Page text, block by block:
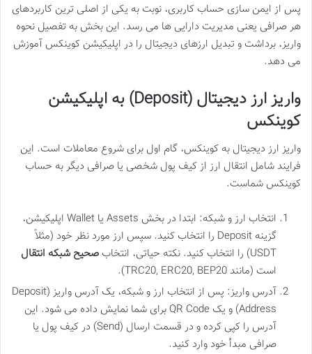
پس از ایمن سازی حساب کاربری، نوبت به یکی از اصلی ترین کاربردهای
هر صرافی یعنی مدیریت دارایی ها می رسد. این بخش به تفصیل نحوه
واریز، برداشت و تبدیل ارزهای دیجیتال را در اپلیکیشن کوینکس آموزش
می دهد.
واریز ارز دیجیتال (Deposit) به اپلیکیشن
کوینکس
واریز ارز دیجیتال به کوینکس، گام اول برای شروع معاملات است. این
فرایند شامل انتقال ارز از کیف پول شخصی یا صرافی دیگر به حساب
کوینکس شماست.
انتخاب ارز و شبکه: ابتدا در بخش Assets یا Wallet اپلیکیشن،
گزینه Deposit را انتخاب کنید. سپس ارز مورد نظر خود (مثلاً
USDT) را انتخاب کنید. نکته حیاتی، انتخاب
صحیح شبکه انتقال
است (مانند TRC20, ERC20, BEP20).
آدرس واریز: پس از انتخاب ارز و شبکه، یک آدرس واریز (Deposit
Address) و یک QR Code برای شما نمایش داده می شود. این
آدرس را کپی کرده و در قسمت ارسال (Send) در کیف پول یا
صرافی مبدأ خود وارد کنید.